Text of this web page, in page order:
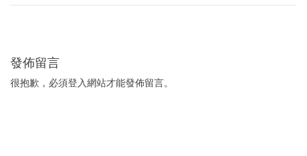
發佈留言
很抱歉，必須登入 網站才能發佈留言。